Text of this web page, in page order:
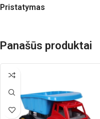
Pristatymas
Panašūs produktai